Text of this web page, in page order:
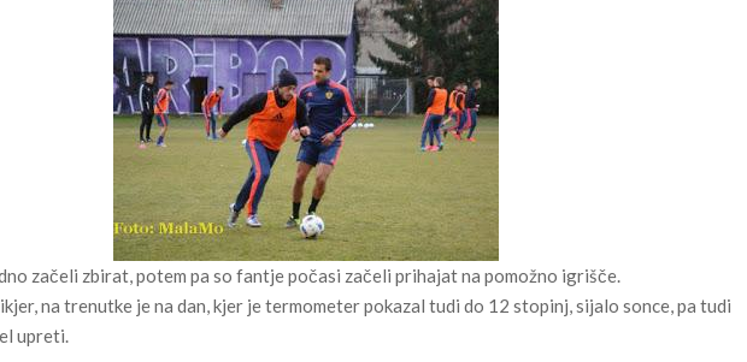
začeli zbirat, potem pa so fantje počasi začeli prihajat na pomožno igrišče.
na trenutke je na dan, kjer je termometer pokazal tudi do 12 stopinj, sijalo sonce, pa tudi
upreti.